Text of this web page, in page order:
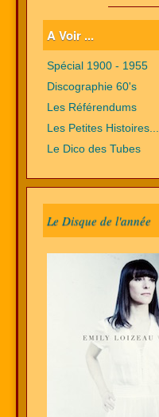
A Voir ...
Spécial 1900 - 1955
Discographie 60's
Les Référendums
Les Petites Histoires...
Le Dico des Tubes
Le Disque de l'année